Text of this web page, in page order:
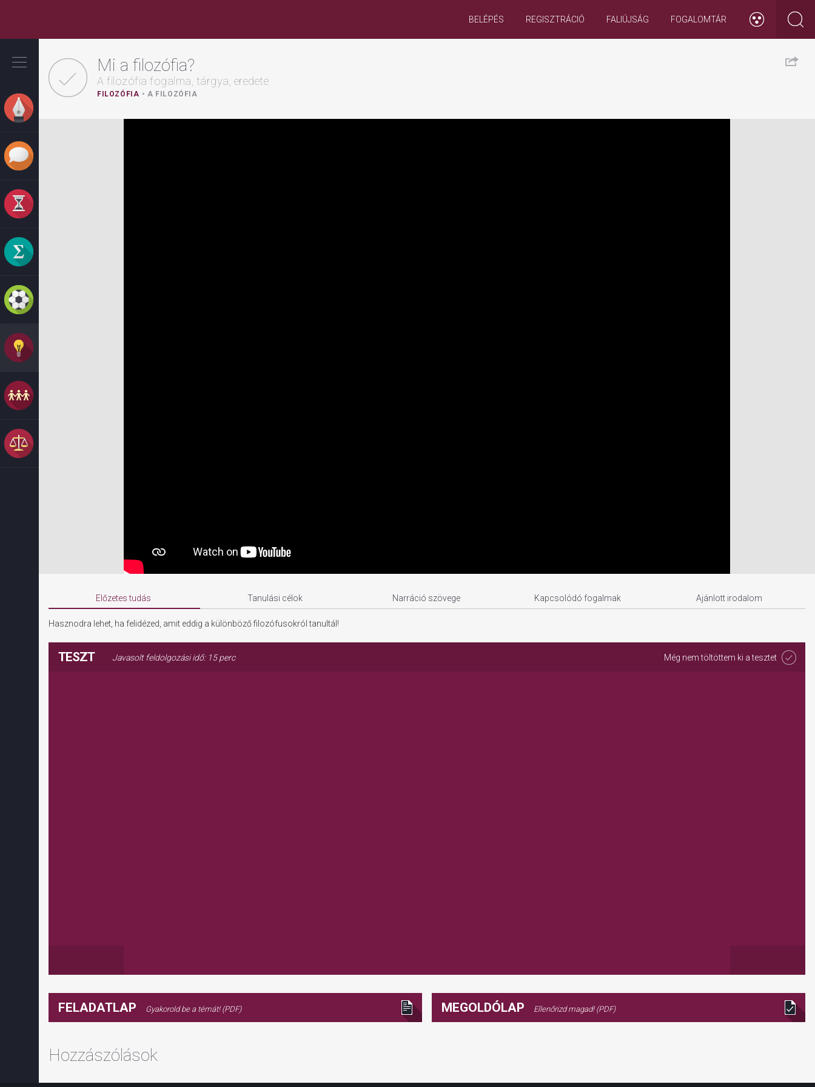
tartalomra
REGISZTRÁCIÓ FALIÚJSÁG FOGALOMTÁR
BELÉPÉS
Mi a filozófia?
A filozófia fogalma, tárgya, eredete
FILOZÓFIA A FILOZÓFIA
Előzetes tudás Tanulási célok Narráció szövege Kapcsolódó fogalmak Ajánlott irodalom
Hasznodra lehet, ha felidézed, amit eddig a különböző filozófusokról tanultál!
TESZT Javasolt feldolgozási idő: 15 perc Még nem töltöttem ki a tesztet
FELADATLAP Gyakorold be a témát! (PDF) MEGOLDÓLAP Ellenőrizd magad! (PDF)
Hozzászólások